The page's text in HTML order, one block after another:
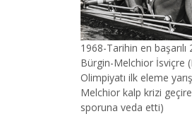
1968-Tarihin en başarılı
Bürgin-Melchior İsviçre
Olimpiyatı ilk eleme
Melchior kalp krizi
sporuna veda etti)